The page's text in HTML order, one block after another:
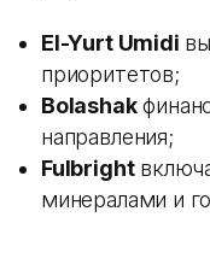
El-Yurt Umidi
приоритетов;
Bolashak
направления;
Fulbright
минералами и